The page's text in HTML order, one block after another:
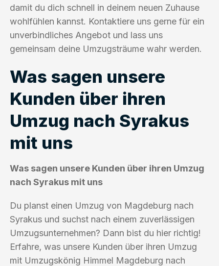
damit du dich schnell in deinem neuen Zuhause
wohlfühlen kannst. Kontaktiere uns gerne für ein
unverbindliches Angebot und lass uns
gemeinsam deine Umzugsträume wahr werden.
Was sagen unsere
Kunden über ihren
Umzug nach Syrakus
mit uns
Was sagen unsere Kunden über ihren Umzug
nach Syrakus mit uns
Du planst einen Umzug von Magdeburg nach
Syrakus und suchst nach einem zuverlässigen
Umzugsunternehmen? Dann bist du hier richtig!
Erfahre, was unsere Kunden über ihren Umzug
mit Umzugskönig Himmel Magdeburg nach